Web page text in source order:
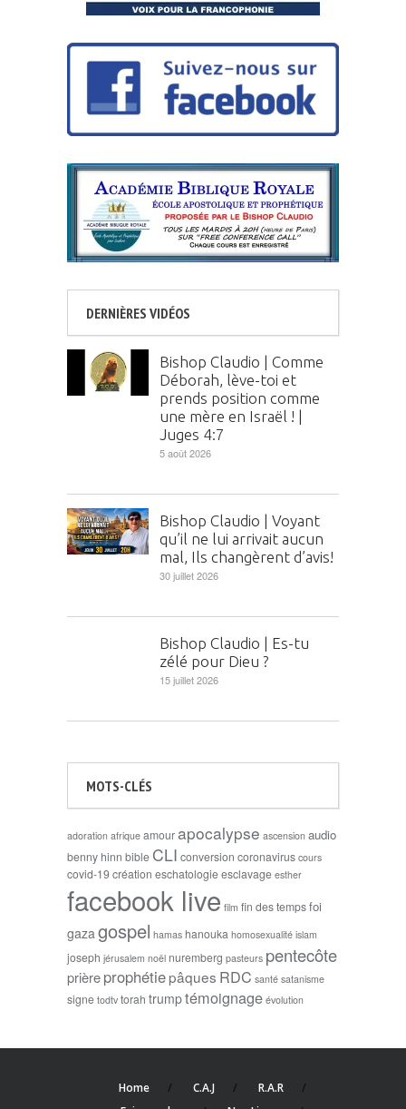
DERNIÈRES VIDÉOS
Bishop Claudio | Comme
Déborah, lève-toi et
prends position comme
une mère en Israël ! |
Juges 4:7
5 août 2026
Bishop Claudio | Voyant
qu’il ne lui arrivait aucun
mal, Ils changèrent d’avis!
30 juillet 2026
Bishop Claudio | Es-tu
zélé pour Dieu ?
15 juillet 2026
MOTS-CLÉS
adoration afrique amourapocalypse ascension audio
benny hinn bible CLI conversion coronavirus cours
covid-19création eschatologieesclavage esther
facebook live film fin des tempsfoi
gaza gospel hamas hanouka homosexualité islam
joseph jérusalem noël nuremberg pasteurs pentecôte
prièreprophétiepâques RDC santé satanisme
signe todtv torah trumptémoignage évolution
Home C.A.J
R.A.R